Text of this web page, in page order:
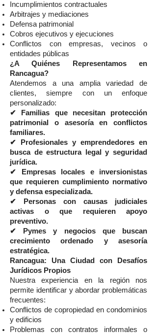
Incumplimientos contractuales
Arbitrajes y mediaciones
Defensa patrimonial
Cobros ejecutivos y ejecuciones
Conflictos con empresas, vecinos o
entidades públicas
¿A Quiénes Representamos en
Rancagua?
Atendemos a una amplia variedad de
clientes, siempre con un enfoque
personalizado:
✔ Familias que necesitan protección
patrimonial o asesoría en conflictos
familiares.
✔ Profesionales y emprendedores en
busca de estructura legal y seguridad
jurídica.
✔ Empresas locales e inversionistas
que requieren cumplimiento normativo
y defensa especializada.
✔ Personas con causas judiciales
activas o que requieren apoyo
preventivo.
✔ Pymes y negocios que buscan
crecimiento ordenado y asesoría
estratégica.
Rancagua: Una Ciudad con Desafíos
Jurídicos Propios
Nuestra experiencia en la región nos
permite identificar y abordar problemáticas
frecuentes:
Conflictos de copropiedad en condominios
y edificios
Problemas con contratos informales o